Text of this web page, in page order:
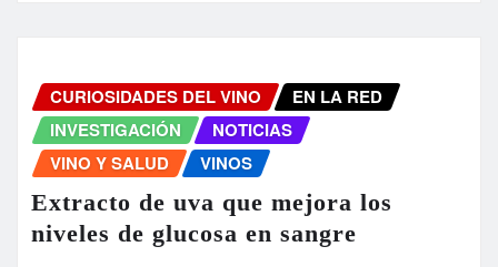
CURIOSIDADES DEL VINO
EN LA RED
INVESTIGACIÓN
NOTICIAS
VINO Y SALUD
VINOS
Extracto de uva que mejora los
niveles de glucosa en sangre